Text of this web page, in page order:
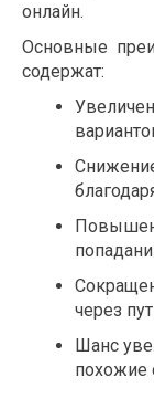
онлайн.
Основные
содержат:
через
Шанс
похожие